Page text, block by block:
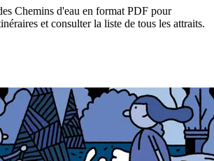
Chemins d'eau en format PDF pour
et consulter la liste de tous les attraits.